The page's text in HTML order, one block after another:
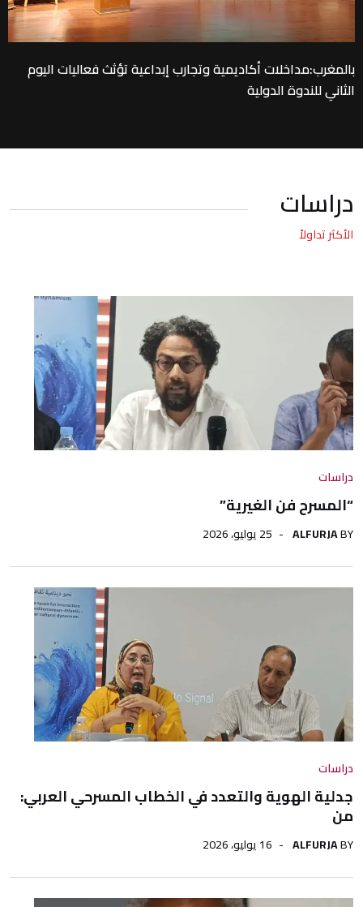
بالمغرب:مداخلات أكاديمية وتجارب إبداعية تؤثث فعاليات اليوم
الثاني للندوة الدولية
دراسات
الأكثر تداولاً
دراسات
“المسرح فن الغيرية”
BY
ALFURJA 25 يوليو، 2026
دراسات
جدلية الهوية والتعدد في الخطاب المسرحي العربي:
من
BY
ALFURJA 16 يوليو، 2026